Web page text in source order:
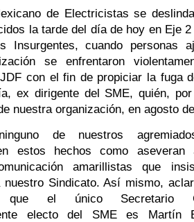
de Electricistas se
la tarde del día de hoy en Eje
Insurgentes, cuando personas
se enfrentaron
con el fin de propiciar la fuga
ex dirigente del SME, quién,
nuestra organización, en agosto
de nuestros
estos hechos como aseveran
amarillistas que
nuestro Sindicato. Así mismo,
que el único Secretario
electo del SME es Martín